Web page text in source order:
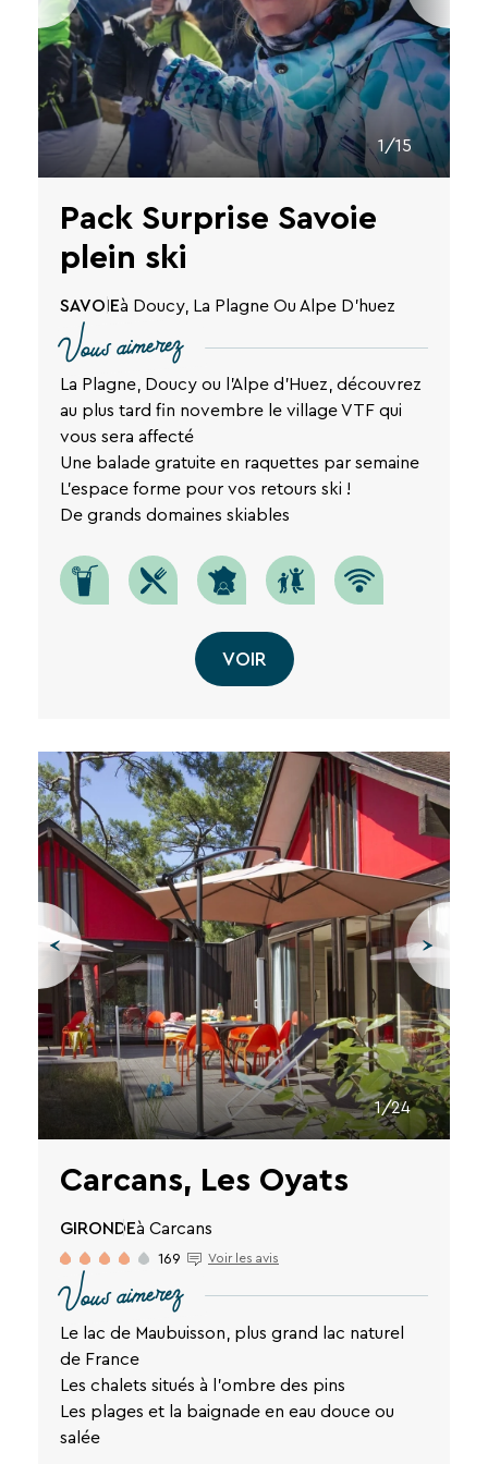
RECHERCHER
Une destination, un hôtel...
1/15
Pack Surprise Savoie
plein ski
SAVOIEà Doucy, La Plagne Ou Alpe D'huez
Vous aimerez
La Plagne, Doucy ou l'Alpe d'Huez, découvrez
au plus tard fin novembre le village VTF qui
vous sera affecté
Une balade gratuite en raquettes par semaine
L'espace forme pour vos retours ski !
De grands domaines skiables
VOIR
1/24
Carcans, Les Oyats
GIRONDEà Carcans
169 Voir les avis
Vous aimerez
Le lac de Maubuisson, plus grand lac naturel
de France
Les chalets situés à l'ombre des pins
Les plages et la baignade en eau douce ou
salée
de
notre
site
web.